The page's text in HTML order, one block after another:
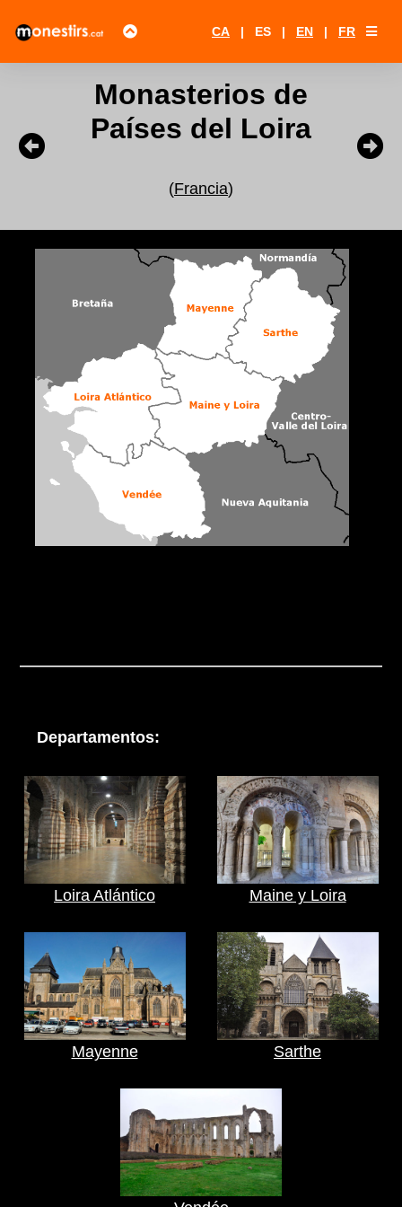
CA | ES | EN | FR
Monasterios de
Países del Loira
(Francia)
Departamentos:
Loira Atlántico Maine y Loira
Mayenne Sarthe